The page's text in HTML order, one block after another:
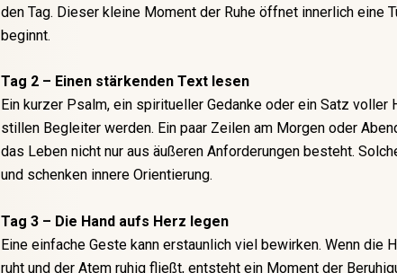
den Tag. Dieser kleine Moment der Ruhe öffnet innerlich eine
beginnt.
Tag 2 – Einen stärkenden Text lesen
Ein kurzer Psalm, ein spiritueller Gedanke oder ein Satz voller
stillen Begleiter werden. Ein paar Zeilen am Morgen oder
das Leben nicht nur aus äußeren Anforderungen besteht.
und schenken innere Orientierung.
Tag 3 – Die Hand aufs Herz legen
Eine einfache Geste kann erstaunlich viel bewirken. Wenn die
ruht und der Atem ruhig fließt, entsteht ein Moment der